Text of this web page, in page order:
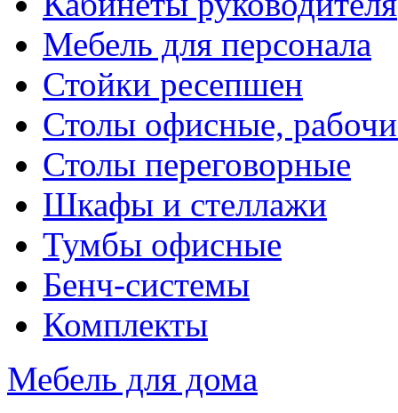
Мебель для персонала
Стойки ресепшен
Столы офисные,
Столы переговорные
Шкафы и стеллажи
Тумбы офисные
Бенч-системы
Комплекты
Мебель для дома